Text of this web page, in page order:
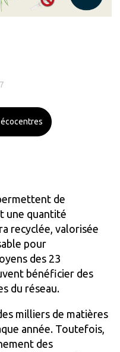
de
une quantité
recyclée, valorisée
pour
des 23
bénéficier des
du réseau.
milliers de matières
année. Toutefois,
des